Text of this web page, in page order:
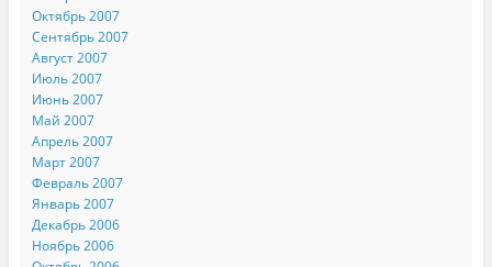
Октябрь 2007
Сентябрь 2007
Август 2007
Июль 2007
Июнь 2007
Май 2007
Апрель 2007
Март 2007
Февраль 2007
Январь 2007
Декабрь 2006
Ноябрь 2006